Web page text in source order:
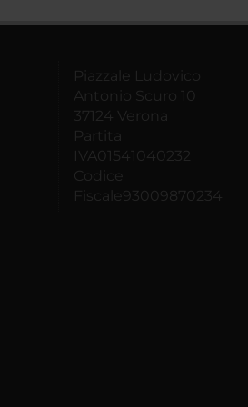
Piazzale Ludovico
Antonio Scuro 10
37124 Verona
Partita
IVA01541040232
Codice
Fiscale93009870234